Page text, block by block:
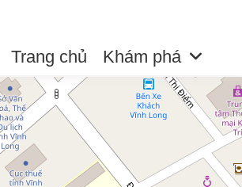
Trang chủ Khám phá